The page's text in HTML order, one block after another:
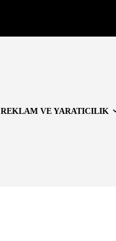
REKLAM VE YARATICILIK